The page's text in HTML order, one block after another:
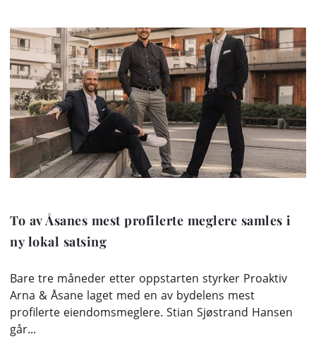
To av Åsanes mest profilerte meglere samles i
ny lokal satsing
Bare tre måneder etter oppstarten styrker Proaktiv
Arna & Åsane laget med en av bydelens mest
profilerte eiendomsmeglere. Stian Sjøstrand Hansen
går...